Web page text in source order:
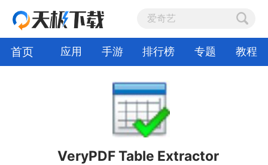
首页 应用 手游 排行榜 专题 教程
VeryPDF Table Extractor